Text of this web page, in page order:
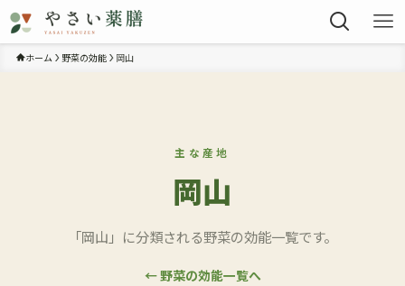
ホーム 野菜の効能 岡山
主な産地
岡山
「岡山」に分類される野菜の効能一覧です。
← 野菜の効能一覧へ